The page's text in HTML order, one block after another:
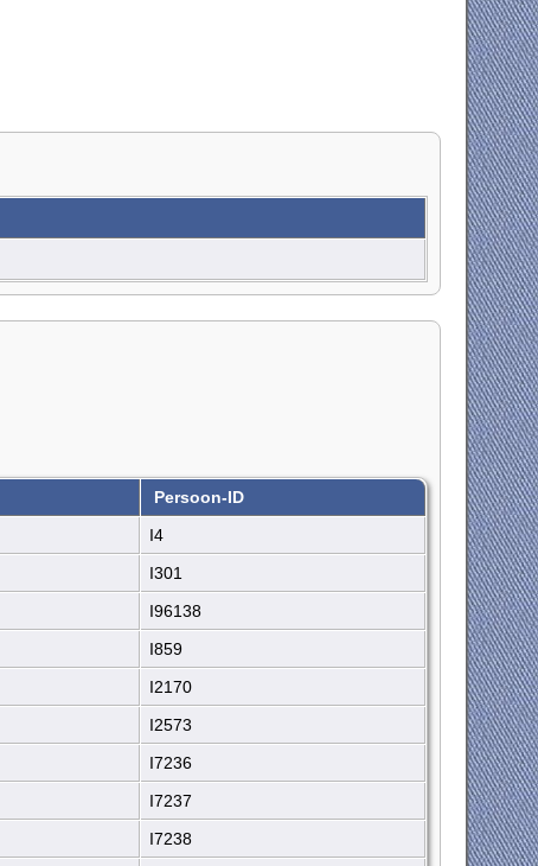
Persoon-ID
I4
I301
I96138
I859
I2170
I2573
I7236
I7237
I7238